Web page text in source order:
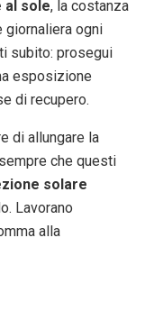
al sole, la costanza
giornaliera ogni
subito: prosegui
esposizione
di recupero.
di allungare la
che questi
solare
Lavorano
alla